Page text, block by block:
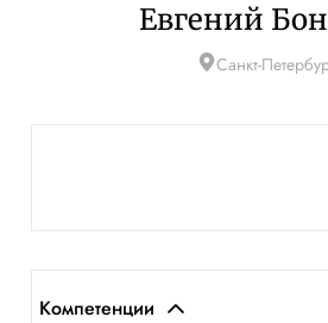
Евгений
Санкт-
Компетенции